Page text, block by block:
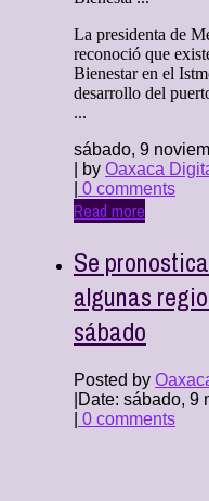
La presidenta de
reconoció que
Bienestar en el
desarrollo del
...
sábado, 9
| by Oaxaca
0 comments
Read more
Se
algunas
sábado
Posted by
Date: sábado, 9
0 comments